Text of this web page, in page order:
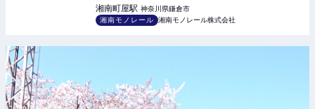
湘南町屋駅 神奈川県鎌倉市
湘南モノレール
湘南モノレール株式会社